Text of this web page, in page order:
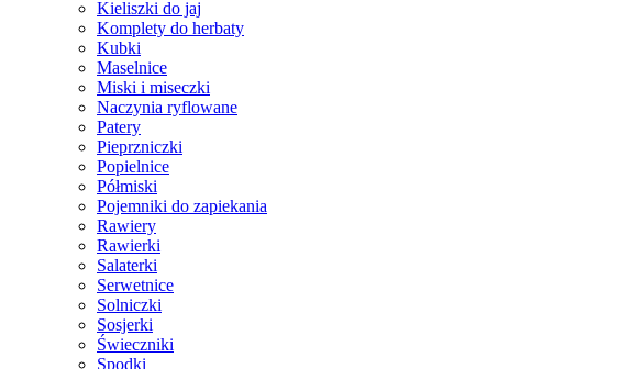
Kieliszki do jaj
Komplety do herbaty
Kubki
Maselnice
Miski i miseczki
Naczynia ryflowane
Patery
Pieprzniczki
Popielnice
Półmiski
Pojemniki do zapiekania
Rawiery
Rawierki
Salaterki
Serwetnice
Solniczki
Sosjerki
Świeczniki
Spodki